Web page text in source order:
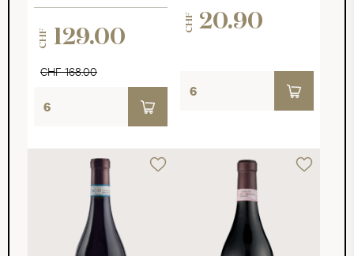
CHF 129.00
CHF 168.00
CHF 20.90